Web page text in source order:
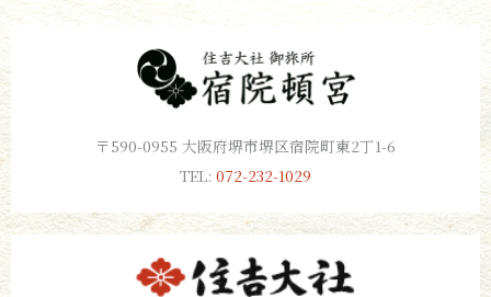
〒590-0955 大阪府堺市堺区宿院町東2丁1-6
TEL: 072-232-1029